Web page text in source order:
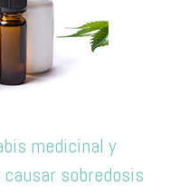
medicinal y
sobredosis